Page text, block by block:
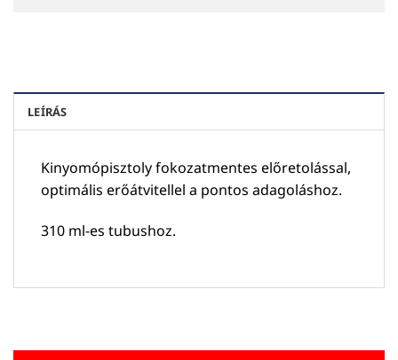
LEÍRÁS
Kinyomópisztoly fokozatmentes előretolással,
optimális erőátvitellel a pontos adagoláshoz.
310 ml-es tubushoz.